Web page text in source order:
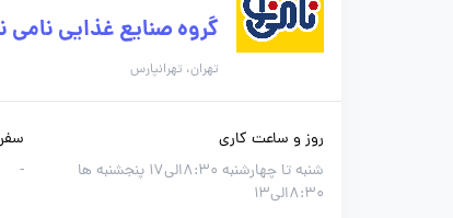
گروه صنایع غذایی نامی
تهران، تهرانپارس
روز و ساعت کاری
شنبه تا چهارشنبه 8:30الی17 پنجشنبه ها
8:30الی13
-